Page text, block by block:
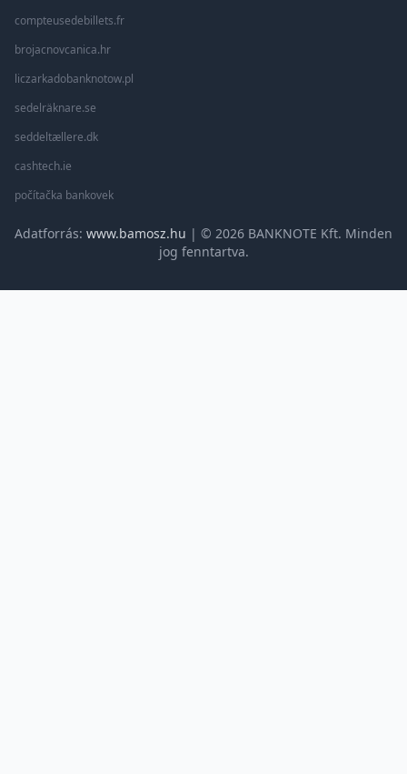
compteusedebillets.fr
brojacnovcanica.hr
liczarkadobanknotow.pl
sedelräknare.se
seddeltællere.dk
cashtech.ie
počítačka bankovek
Adatforrás: www.bamosz.hu | © 2026 BANKNOTE Kft. Minden
jog fenntartva.